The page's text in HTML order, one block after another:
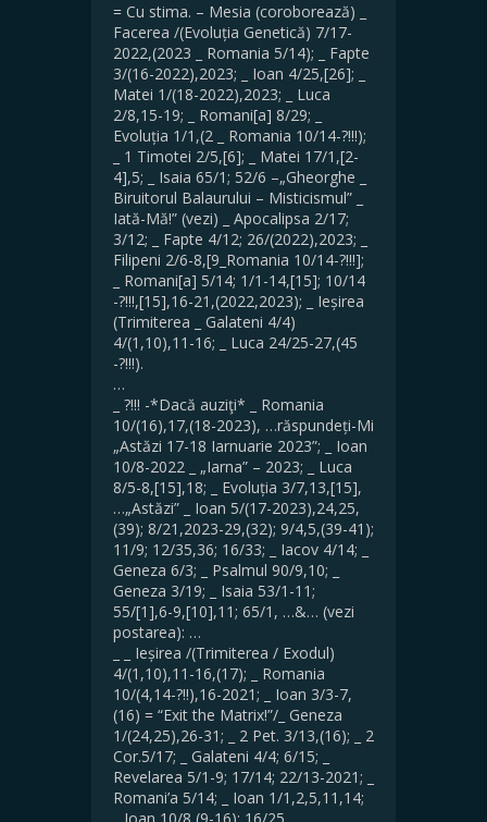
= Cu stima. – Mesia (coroborează) _
Facerea /(Evoluția Genetică) 7/17-
2022,(2023 _ Romania 5/14); _ Fapte
3/(16-2022),2023; _ Ioan 4/25,[26]; _
Matei 1/(18-2022),2023; _ Luca
2/8,15-19; _ Romani[a] 8/29; _
Evoluția 1/1,(2 _ Romania 10/14-?!!!);
_ 1 Timotei 2/5,[6]; _ Matei 17/1,[2-
4],5; _ Isaia 65/1; 52/6 –„Gheorghe _
Biruitorul Balaurului – Misticismul” _
Iată-Mă!” (vezi) _ Apocalipsa 2/17;
3/12; _ Fapte 4/12; 26/(2022),2023; _
Filipeni 2/6-8,[9_Romania 10/14-?!!!];
_ Romani[a] 5/14; 1/1-14,[15]; 10/14
-?!!!,[15],16-21,(2022,2023); _ Ieșirea
(Trimiterea _ Galateni 4/4)
4/(1,10),11-16; _ Luca 24/25-27,(45
-?!!!).
…
_ ?!!! -*Dacă auziţi* _ Romania
10/(16),17,(18-2023), …răspundeți-Mi
„Astăzi 17-18 Iarnuarie 2023”; _ Ioan
10/8-2022 _ „Iarna” – 2023; _ Luca
8/5-8,[15],18; _ Evoluția 3/7,13,[15],
…„Astăzi” _ Ioan 5/(17-2023),24,25,
(39); 8/21,2023-29,(32); 9/4,5,(39-41);
11/9; 12/35,36; 16/33; _ Iacov 4/14; _
Geneza 6/3; _ Psalmul 90/9,10; _
Geneza 3/19; _ Isaia 53/1-11;
55/[1],6-9,[10],11; 65/1, …&… (vezi
postarea): …
_ _ Ieșirea /(Trimiterea / Exodul)
4/(1,10),11-16,(17); _ Romania
10/(4,14-?!!),16-2021; _ Ioan 3/3-7,
(16) = “Exit the Matrix!”/_ Geneza
1/(24,25),26-31; _ 2 Pet. 3/13,(16); _ 2
Cor.5/17; ­_ Galateni 4/4; 6/15; _
Revelarea 5/1-9; 17/14; 22/13-2021; _
Romani’a 5/14; _ Ioan 1/1,2,5,11,14;